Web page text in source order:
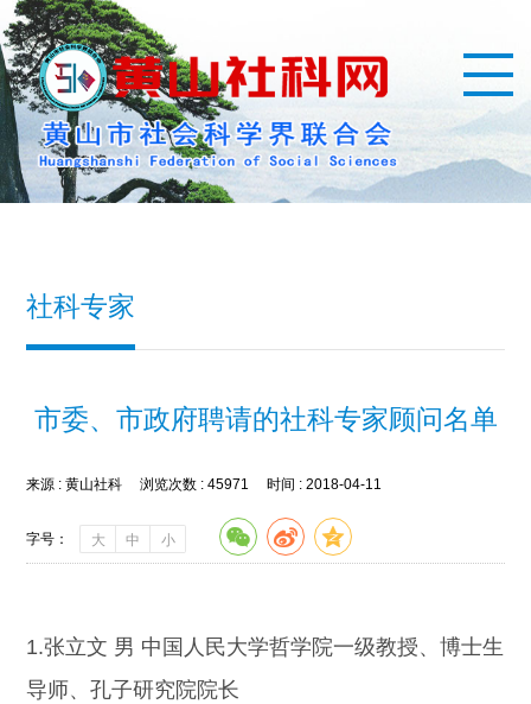
社科专家
市委、市政府聘请的社科专家顾问名单
来源 :黄山社科 浏览次数 :45971 时间 :2018-04-11
字号： 大 中 小
1.张立文 男 中国人民大学哲学院一级教授、博士生
导师、孔子研究院院长